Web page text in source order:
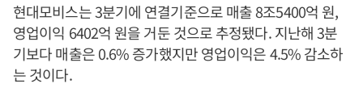
현대모비스는 3분기에 연결기준으로 매출 8조5400억 원,
영업이익 6402억 원을 거둔 것으로 추정됐다. 지난해 3분
기보다 매출은 0.6% 증가했지만 영업이익은 4.5% 감소하
는 것이다.